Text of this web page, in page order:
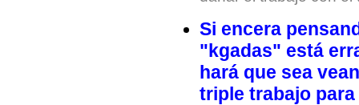
Si encera
"kgadas" está
hará que sea
triple trabajo